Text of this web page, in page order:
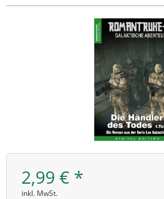
2,99 € *
inkl. MwSt.